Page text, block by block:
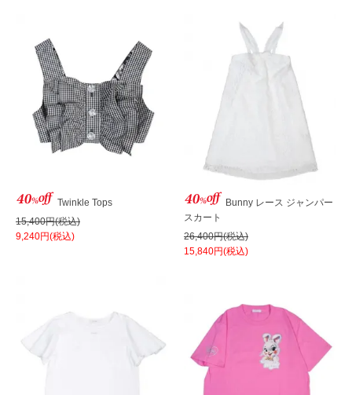
Twinkle Tops
15,400円(税込)
9,240円(税込)
Bunny レース ジャンパー
スカート
26,400円(税込)
15,840円(税込)